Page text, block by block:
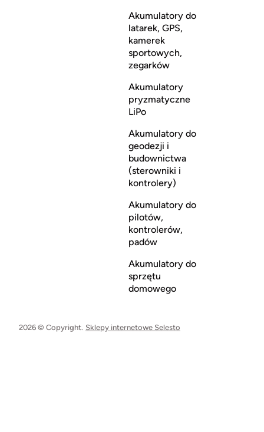
Akumulatory do
latarek, GPS,
kamerek
sportowych,
zegarków
Akumulatory
pryzmatyczne
LiPo
Akumulatory do
geodezji i
budownictwa
(sterowniki i
kontrolery)
Akumulatory do
pilotów,
kontrolerów,
padów
Akumulatory do
sprzętu
domowego
2026 © Copyright. Sklepy internetowe Selesto